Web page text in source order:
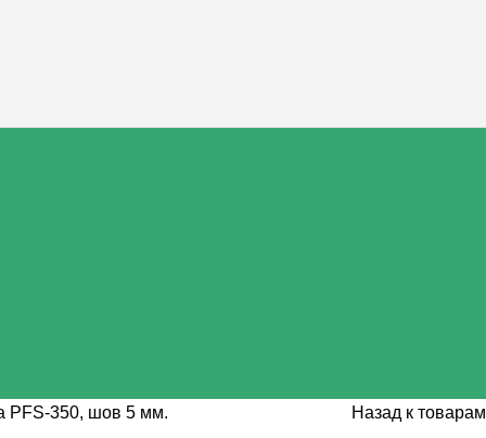
PFS-350, шов 5 мм. Назад к товарам